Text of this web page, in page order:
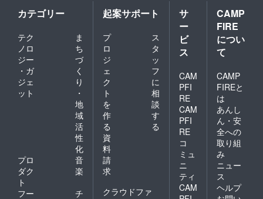
カテゴリー
テク
ノロ
ジー
・ガ
ジェ
ット
ま
ち
づ
く
り
・
地
域
活
性
化
プロ
ダク
ト
音
楽
フー
チ
起案サポート
プ
ロ
ジ
ェ
ク
ト
を
作
る
ス
タ
ッ
フ
に
相
談
す
る
資
料
請
求
クラウドファ
サ
ー
ビ
ス
CAM
PFI
RE
CAM
PFI
RE
コ
ミュ
ニ
ティ
CAM
CAMP
FIRE
につい
て
CAMP
FIREと
は
あんし
ん・安
全への
取り組
み
ニュー
ス
ヘルプ